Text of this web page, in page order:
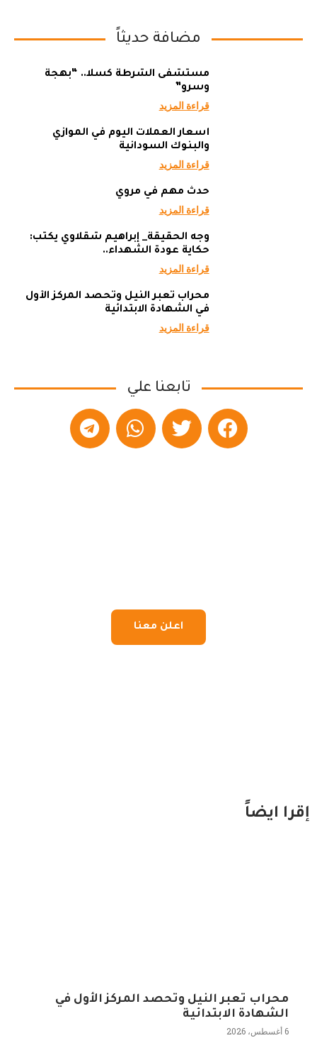
مضافة حديثاً
مستشفى الشرطة كسلا.. “بهجة
وسرو”
قراءة المزيد
أسعار العملات اليوم في الموازي
والبنوك السودانية
قراءة المزيد
حدث مهم في مروي
قراءة المزيد
وجه الحقيقة_ إبراهيم شقلاوي يكتب:
حكاية عودة الشهداء..
قراءة المزيد
محراب تعبر النيل وتحصد المركز الأول
في الشهادة الابتدائية
قراءة المزيد
تابعنا علي
اعلن معنا
إقرا ايضاً
محراب تعبر النيل وتحصد المركز الأول في
الشهادة الابتدائية
6 أغسطس، 2026